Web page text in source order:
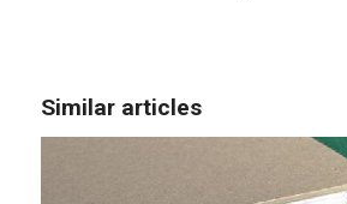
Similar articles